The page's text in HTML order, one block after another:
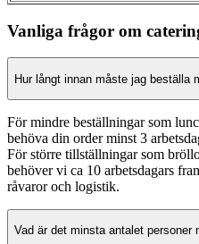
Vanliga frågor om
Hur långt innan måste jag beställa
För mindre beställningar som
behöva din order minst 3
För större tillställningar som
behöver vi ca 10 arbetsdagars
råvaror och logistik.
Vad är det minsta antalet personer